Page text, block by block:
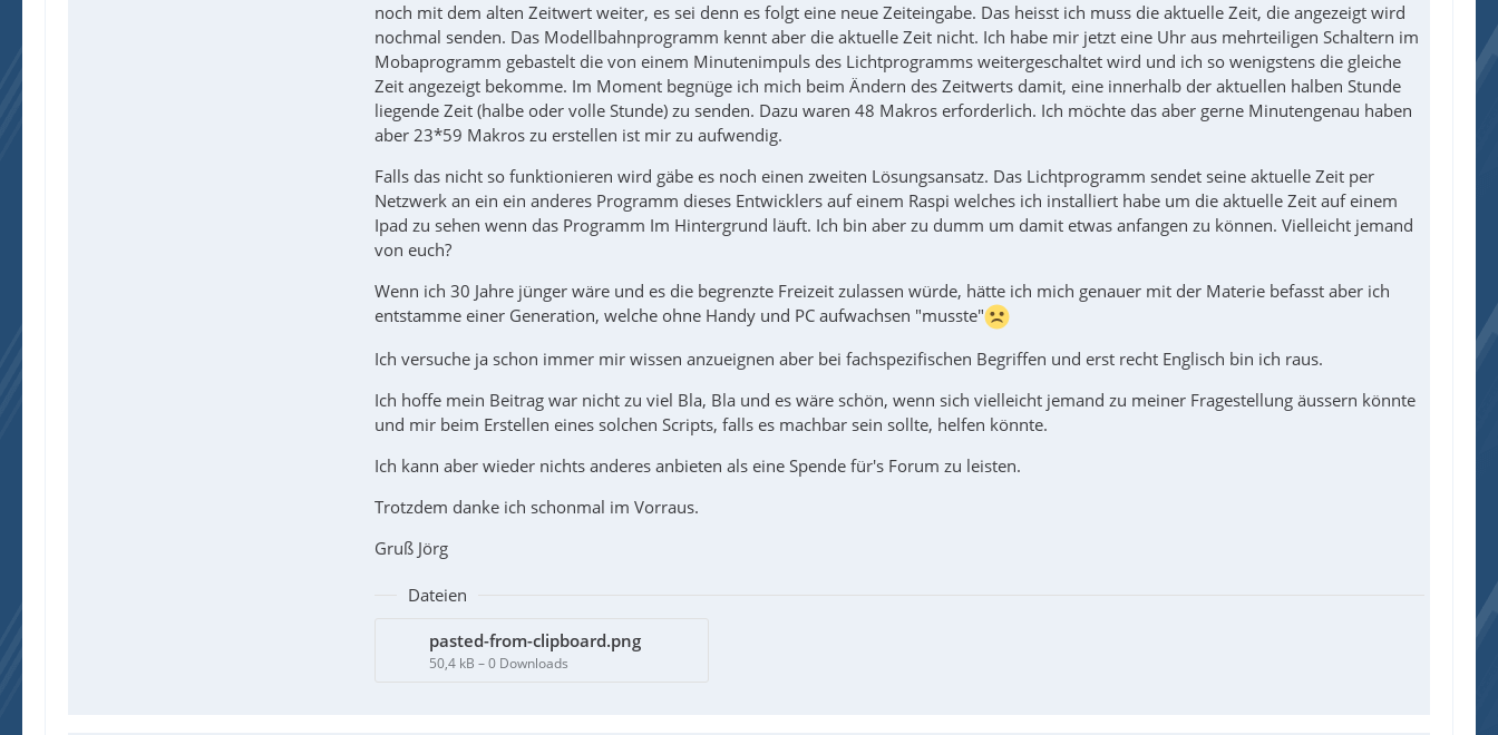
noch mit dem alten Zeitwert weiter, es sei denn es folgt eine neue Zeiteingabe. Das heisst ich muss die aktuelle Zeit, die angezeigt wird
nochmal senden. Das Modellbahnprogramm kennt aber die aktuelle Zeit nicht. Ich habe mir jetzt eine Uhr aus mehrteiligen Schaltern im
Mobaprogramm gebastelt die von einem Minutenimpuls des Lichtprogramms weitergeschaltet wird und ich so wenigstens die gleiche
Zeit angezeigt bekomme. Im Moment begnüge ich mich beim Ändern des Zeitwerts damit, eine innerhalb der aktuellen halben Stunde
liegende Zeit (halbe oder volle Stunde) zu senden. Dazu waren 48 Makros erforderlich. Ich möchte das aber gerne Minutengenau haben
aber 23*59 Makros zu erstellen ist mir zu aufwendig.
Falls das nicht so funktionieren wird gäbe es noch einen zweiten Lösungsansatz. Das Lichtprogramm sendet seine aktuelle Zeit per
Netzwerk an ein ein anderes Programm dieses Entwicklers auf einem Raspi welches ich installiert habe um die aktuelle Zeit auf einem
Ipad zu sehen wenn das Programm Im Hintergrund läuft. Ich bin aber zu dumm um damit etwas anfangen zu können. Vielleicht jemand
von euch?
Wenn ich 30 Jahre jünger wäre und es die begrenzte Freizeit zulassen würde, hätte ich mich genauer mit der Materie befasst aber ich
entstamme einer Generation, welche ohne Handy und PC aufwachsen "musste"
Ich versuche ja schon immer mir wissen anzueignen aber bei fachspezifischen Begriffen und erst recht Englisch bin ich raus.
Ich hoffe mein Beitrag war nicht zu viel Bla, Bla und es wäre schön, wenn sich vielleicht jemand zu meiner Fragestellung äussern könnte
und mir beim Erstellen eines solchen Scripts, falls es machbar sein sollte, helfen könnte.
Ich kann aber wieder nichts anderes anbieten als eine Spende für's Forum zu leisten.
Trotzdem danke ich schonmal im Vorraus.
Gruß Jörg
Dateien
pasted-from-clipboard.png
50,4 kB – 0 Downloads